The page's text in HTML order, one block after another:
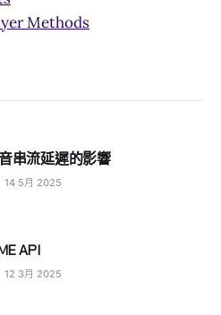
Methods
串流延遲的影響
14 5月 2025
API
12 3月 2025